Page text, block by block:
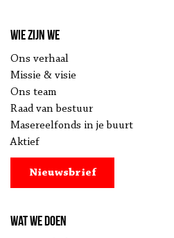
Wie zijn we
Ons verhaal
Missie & visie
Ons team
Raad van bestuur
Masereelfonds in je buurt
Aktief
Nieuwsbrief
Wat we doen